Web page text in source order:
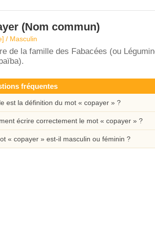
(Nom commun)
/ Masculin
de la famille des Fabacées (ou
fréquentes
est la définition du mot « copayer » ?
écrire correctement le mot « copayer » ?
« copayer » est-il masculin ou féminin ?